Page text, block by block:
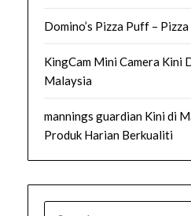
Domino’s Pizza Puff –
KingCam Mini Camera Kini
Malaysia
mannings guardian Kini di
Produk Harian Berkualiti